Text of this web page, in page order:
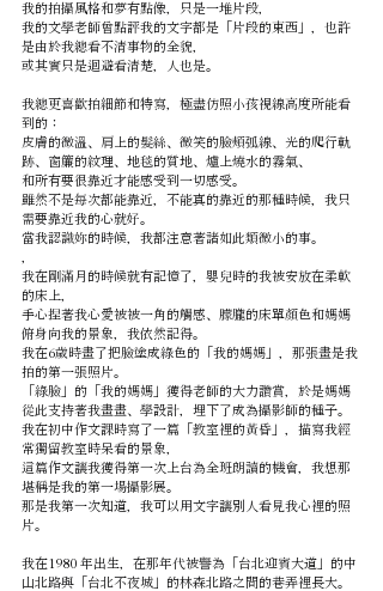
我的拍攝風格和夢有點像，只是一堆片段，
我的文學老師曾點評我的文字都是「片段的東西」，也許
是由於我總看不清事物的全貌，
或其實只是迴避看清楚，人也是。
我總更喜歡拍細節和特寫，極盡仿照小孩視線高度所能看
到的：
皮膚的微溫、肩上的髮絲、微笑的臉頰弧線、光的爬行軌
跡、窗簾的紋理、地毯的質地、爐上燒水的霧氣、
和所有要很靠近才能感受到一切感受。
雖然不是每次都能靠近，不能真的靠近的那種時候，我只
需要靠近我的心就好。
當我認識妳的時候，我都注意著諸如此類微小的事。
我在剛滿月的時候就有記憶了，嬰兒時的我被安放在柔軟
的床上，
手心捏著我心愛被被一角的觸感、朦朧的床單顏色和媽媽
俯身向我的景象，我依然記得。
我在6歲時畫了把臉塗成綠色的「我的媽媽」，那張畫是我
拍的第一張照片。
「綠臉」的「我的媽媽」獲得老師的大力讚賞，於是媽媽
從此支持著我畫畫、學設計，埋下了成為攝影師的種子。
我在初中作文課時寫了一篇「教室裡的黃昏」，描寫我經
常獨留教室時呆看的景象，
這篇作文讓我獲得第一次上台為全班朗讀的機會，我想那
堪稱是我的第一場攝影展。
那是我第一次知道，我可以用文字讓別人看見我心裡的照
片。
我在1980 年出生，在那年代被譽為「台北迎賓大道」的中
山北路與「台北不夜城」的林森北路之間的巷弄裡長大。